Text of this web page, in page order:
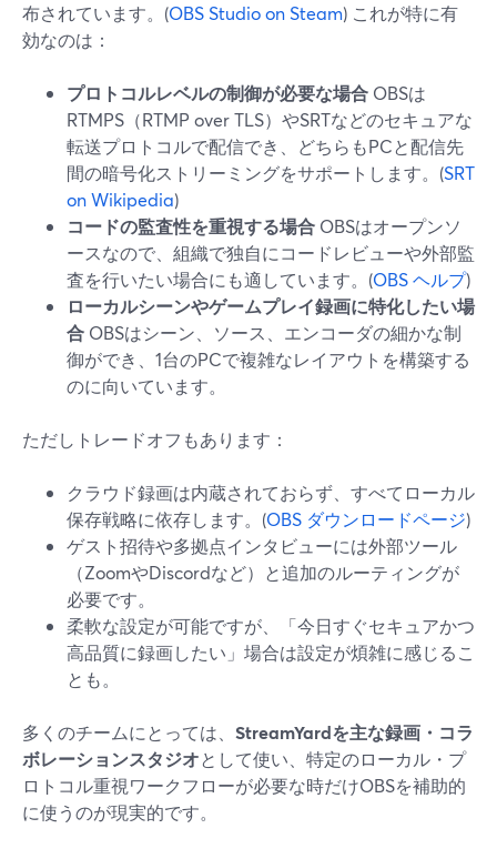
布されています。(OBS Studio on Steam) これが特に有
効なのは：
プロトコルレベルの制御が必要な場合 OBSは
RTMPS（RTMP over TLS）やSRTなどのセキュアな
転送プロトコルで配信でき、どちらもPCと配信先
間の暗号化ストリーミングをサポートします。(SRT
on Wikipedia)
コードの監査性を重視する場合 OBSはオープンソ
ースなので、組織で独自にコードレビューや外部監
査を行いたい場合にも適しています。(OBS ヘルプ)
ローカルシーンやゲームプレイ録画に特化したい場
合 OBSはシーン、ソース、エンコーダの細かな制
御ができ、1台のPCで複雑なレイアウトを構築する
のに向いています。
ただしトレードオフもあります：
クラウド録画は内蔵されておらず、すべてローカル
保存戦略に依存します。(OBS ダウンロードページ)
ゲスト招待や多拠点インタビューには外部ツール
（ZoomやDiscordなど）と追加のルーティングが
必要です。
柔軟な設定が可能ですが、「今日すぐセキュアかつ
高品質に録画したい」場合は設定が煩雑に感じるこ
とも。
多くのチームにとっては、 StreamYardを主な録画・コラ
ボレーションスタジオとして使い、特定のローカル・プ
ロトコル重視ワークフローが必要な時だけOBSを補助的
に使うのが現実的です。